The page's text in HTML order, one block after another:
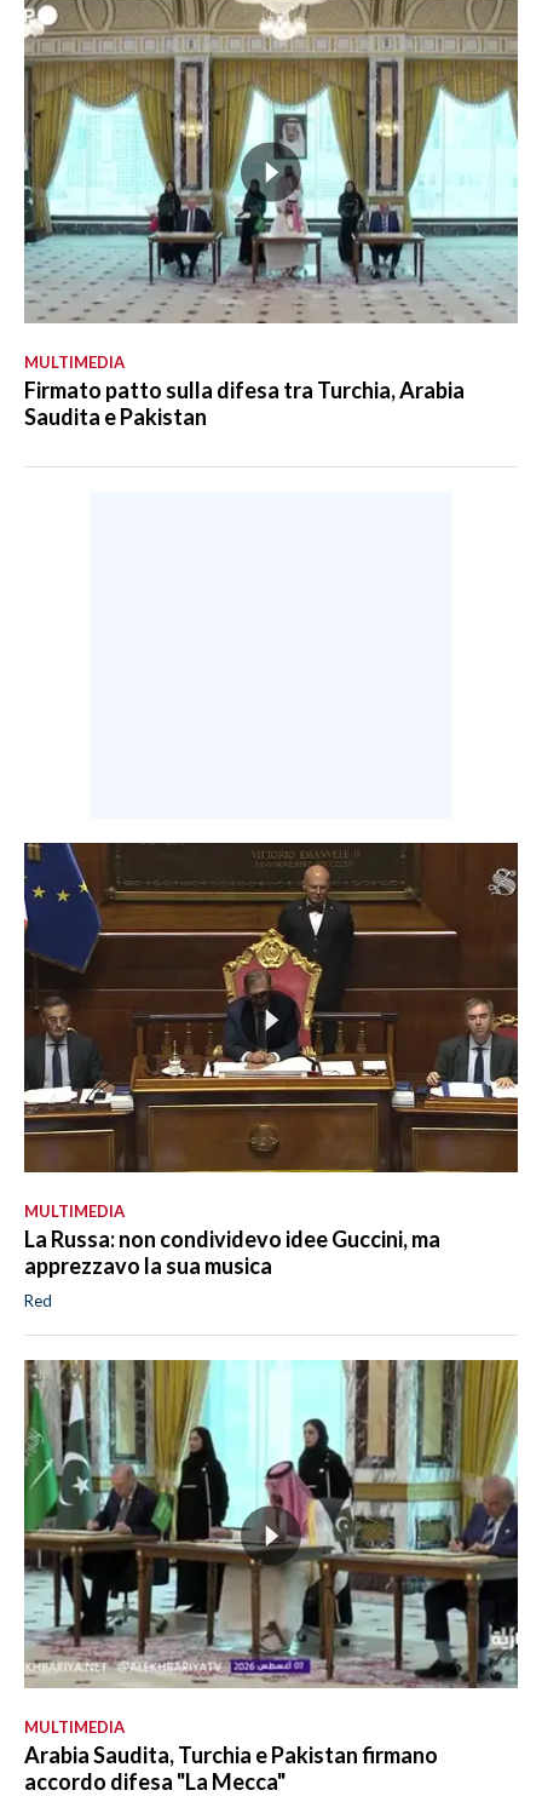
MULTIMEDIA
Firmato patto sulla difesa tra Turchia, Arabia
Saudita e Pakistan
MULTIMEDIA
La Russa: non condividevo idee Guccini, ma
apprezzavo la sua musica
Red
MULTIMEDIA
Arabia Saudita, Turchia e Pakistan firmano
accordo difesa "La Mecca"